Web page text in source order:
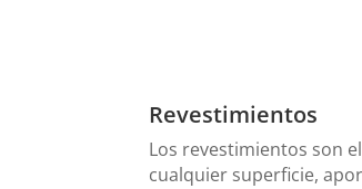
Revestimientos
Los revestimientos son
cualquier superficie,